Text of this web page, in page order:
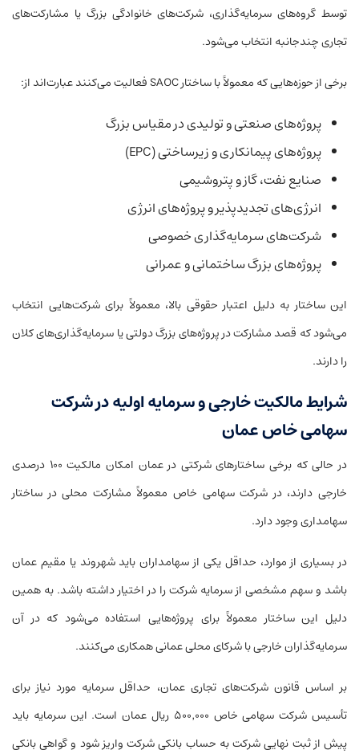
توسط گروه‌های سرمایه‌گذاری، شرکت‌های خانوادگی بزرگ یا مشارکت‌های
تجاری چندجانبه انتخاب می‌شود.
برخی از حوزه‌هایی که معمولاً با ساختار SAOC فعالیت می‌کنند عبارت‌اند از:
پروژه‌های صنعتی و تولیدی در مقیاس بزرگ
پروژه‌های پیمانکاری و زیرساختی (EPC)
صنایع نفت، گاز و پتروشیمی
انرژی‌های تجدیدپذیر و پروژه‌های انرژی
شرکت‌های سرمایه‌گذاری خصوصی
پروژه‌های بزرگ ساختمانی و عمرانی
این ساختار به دلیل اعتبار حقوقی بالا، معمولاً برای شرکت‌هایی انتخاب
می‌شود که قصد مشارکت در پروژه‌های بزرگ دولتی یا سرمایه‌گذاری‌های کلان
را دارند.
شرایط مالکیت خارجی و سرمایه اولیه در شرکت
سهامی خاص عمان
در حالی که برخی ساختارهای شرکتی در عمان امکان مالکیت ۱۰۰ درصدی
خارجی دارند، در شرکت سهامی خاص معمولاً مشارکت محلی در ساختار
سهامداری وجود دارد.
در بسیاری از موارد، حداقل یکی از سهامداران باید شهروند یا مقیم عمان
باشد و سهم مشخصی از سرمایه شرکت را در اختیار داشته باشد. به همین
دلیل این ساختار معمولاً برای پروژه‌هایی استفاده می‌شود که در آن
سرمایه‌گذاران خارجی با شرکای محلی عمانی همکاری می‌کنند.
بر اساس قانون شرکت‌های تجاری عمان، حداقل سرمایه مورد نیاز برای
تأسیس شرکت سهامی خاص ۵۰۰٬۰۰۰ ریال عمان است. این سرمایه باید
پیش از ثبت نهایی شرکت به حساب بانکی شرکت واریز شود و گواهی بانکی